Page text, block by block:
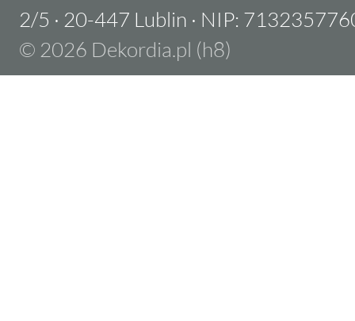
2/5 · 20-447 Lublin · NIP:
© 2026 Dekordia.pl (h8)